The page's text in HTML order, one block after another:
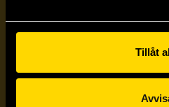
Tillåt
Prenumerera på